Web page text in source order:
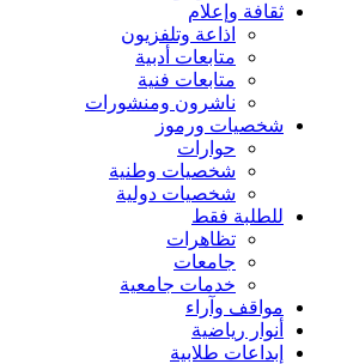
ثقافة وإعلام
اذاعة وتلفزيون
متابعات أدبية
متابعات فنية
ناشرون ومنشورات
شخصيات ورموز
حوارات
شخصيات وطنية
شخصيات دولية
للطلبة فقط
تظاهرات
جامعات
خدمات جامعية
مواقف وآراء
أنوار رياضية
إبداعات طلابية